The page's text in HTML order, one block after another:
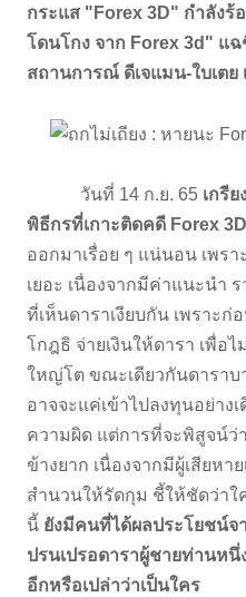
กระแส "Forex 3D" กำลังร้
โดนโกง จาก Forex 3d" แฉ
สถานการณ์ ดีเจแมน-ใบเตย
วันที่ 14 ก.ย. 65 เกรี
พิธีกรที่เกาะติดคดี Forex 3D
ออกมาเรื่อย ๆ แน่นอน เพร
เยอะ เนื่องจากมีค่าแนะนำ
ที่เห็นดาราเงียบกัน เพราะ
โกฎธิ จ่ายเงินให้ดารา เพื่อ
ใหญ่โต ขณะเดียวกันดาราบ
อาจจะแค่เข้าไปลงทุนอย่าง
ความผิด แต่การที่จะพิสูจน์
ข้างยาก เนื่องจากมีผู้เสียหา
สำนวนให้รัดกุม ชี้ให้ชัดว่าใ
นี้ ยังมีคนที่ได้ผลประโยชน์จ
ปรนเปรอดาราผู้ชายท่านห
อีกหรือเปล่าว่าเป็นใคร